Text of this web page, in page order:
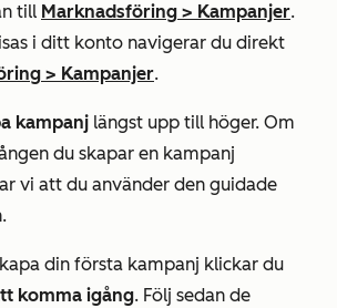
till Marknadsföring > Kampanjer.
i ditt konto navigerar du direkt
> Kampanjer.
kampanj längst upp till höger. Om
du skapar en kampanj
vi att du använder den guidade
din första kampanj klickar du
komma igång. Följ sedan de